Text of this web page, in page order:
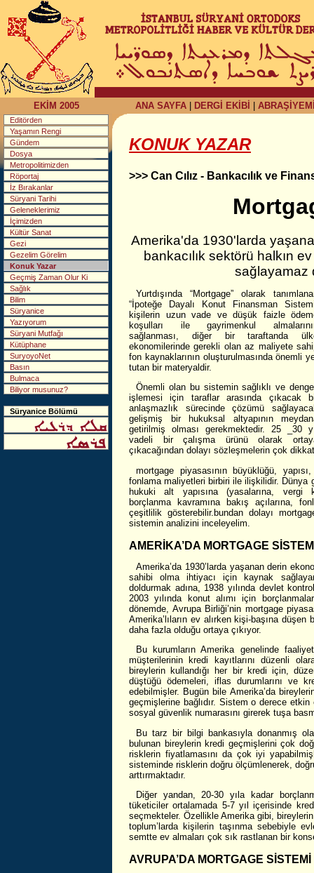
EKİM 2005 ANA SAYFA| DERGİ EKİBİ
Editörden
Yaşamın Rengi
Gündem
Dosya
Metropolitimizden
Röportaj
İz Bırakanlar
Süryani Tarihi
Geleneklerimiz
İçimizden
Kültür Sanat
Gezi
Gezelim Görelim
Konuk Yazar
Geçmiş Zaman Olur Ki
Sağlık
Bilim
Süryanice
Yazıyorum
Süryani Mutfağı
Kütüphane
SuryoyoNet
Basın
Bulmaca
Biliyor musunuz?
Süryanice Bölümü
KONUK YAZAR
>>> Can Cılız - Bankacılık ve
Amerika'da 1930'larda
bankacılık sektörü halkın
sağlayamaz
Yurtdışında “Mortgage” olarak
“İpoteğe Dayalı Konut Finansman
kişilerin uzun vade ve düşük faizle
koşulları ile gayrimenkul
sağlanması, diğer bir taraftanda
ekonomilerinde gerekli olan az maliyete
fon kaynaklarının oluşturulmasında önemli
tutan bir materyaldir.
Önemli olan bu sistemin sağlıklı ve
işlemesi için taraflar arasında çıkacak
anlaşmazlık sürecinde çözümü
gelişmiş bir hukuksal altyapının
getirilmiş olması gerekmektedir. 25 _30
vadeli bir çalışma ürünü olarak
çıkacağından dolayı sözleşmelerin çok
mortgage piyasasının büyüklüğü,
fonlama maliyetleri birbiri ile ilişkilidir. Dünya
hukuki alt yapısına (yasalarına, vergi
borçlanma kavramına bakış açılarına,
çeşitlilik gösterebilir.bundan dolayı
sistemin analizini inceleyelim.
AMERİKA’DA MORTGAGE
Amerika’da 1930’larda yaşanan derin
sahibi olma ihtiyacı için kaynak
doldurmak adına, 1938 yılında devlet
2003 yılında konut alımı için
dönemde, Avrupa Birliği’nin mortgage
Amerika’lıların ev alırken kişi-başına düşen
daha fazla olduğu ortaya çıkıyor.
Bu kurumların Amerika genelinde
müşterilerinin kredi kayıtlarını düzenli
bireylerin kullandığı her bir kredi için,
düştüğü ödemeleri, iflas durumlarını ve
edebilmişler. Bugün bile Amerika’da
geçmişlerine bağlıdır. Sistem o derece
sosyal güvenlik numarasını girerek tuşa
Bu tarz bir bilgi bankasıyla donanmış
bulunan bireylerin kredi geçmişlerini çok
risklerin fiyatlamasını da çok iyi
sisteminde risklerin doğru ölçümlenerek,
arttırmaktadır.
Diğer yandan, 20-30 yıla kadar
tüketiciler ortalamada 5-7 yıl içerisinde
seçmekteler. Özellikle Amerika gibi,
toplum’larda kişilerin taşınma sebebiyle
semtte ev almaları çok sık rastlanan bir
AVRUPA’DA MORTGAGE SİSTEMİ